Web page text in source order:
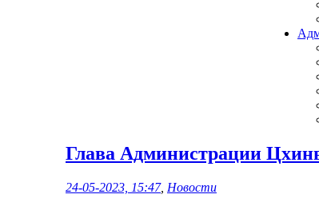
Глава Администрации
24-05-2023, 15:47, Новости